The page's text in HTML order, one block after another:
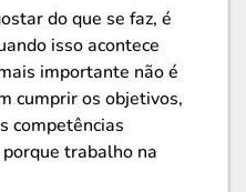
do que se faz, é
isso acontece
importante não é
cumprir os objetivos,
competências
trabalho na